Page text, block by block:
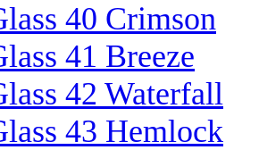
40 Crimson
41 Breeze
42 Waterfall
43 Hemlock